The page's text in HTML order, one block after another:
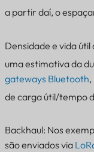
a partir daí, o
Densidade e vida
uma estimativa da
gateways Bluetooth
de carga útil/tempo
Backhaul: Nos
são enviados via